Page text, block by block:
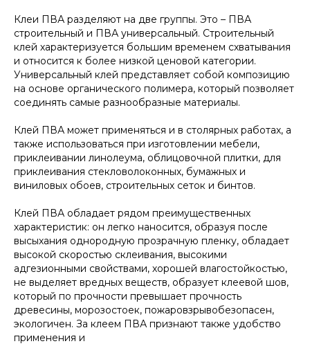
Клеи ПВА разделяют на две группы. Это – ПВА
строительный и ПВА универсальный. Строительный
клей характеризуется большим временем схватывания
и относится к более низкой ценовой категории.
Универсальный клей представляет собой композицию
на основе органического полимера, который позволяет
соединять самые разнообразные материалы.
Клей ПВА может применяться и в столярных работах, а
также использоваться при изготовлении мебели,
приклеивании линолеума, облицовочной плитки, для
приклеивания стекловолоконных, бумажных и
виниловых обоев, строительных сеток и бинтов.
Клей ПВА обладает рядом преимущественных
характеристик: он легко наносится, образуя после
высыхания однородную прозрачную пленку, обладает
высокой скоростью склеивания, высокими
адгезионными свойствами, хорошей влагостойкостью,
не выделяет вредных веществ, образует клеевой шов,
который по прочности превышает прочность
древесины, морозостоек, пожаровзрывобезопасен,
экологичен. За клеем ПВА признают также удобство
применения и